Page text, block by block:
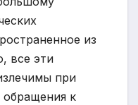
из
все эти
при
обращения к